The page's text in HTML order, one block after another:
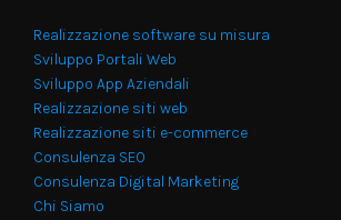
Realizzazione software su misura
Sviluppo Portali Web
Sviluppo App Aziendali
Realizzazione siti web
Realizzazione siti e-commerce
Consulenza SEO
Consulenza Digital Marketing
Chi Siamo